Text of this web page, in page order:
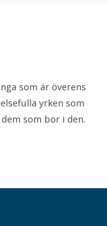
som är överens
yrken som
som bor i den.